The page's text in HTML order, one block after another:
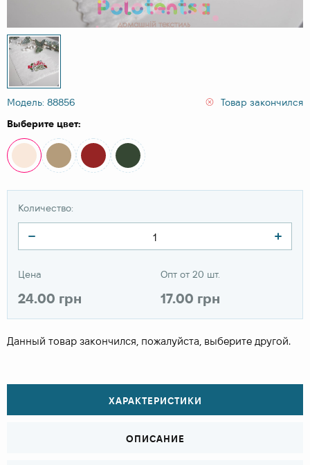
Модель: 88856
Товар закончился
Выберите цвет:
Количество:
Цена
24.00 грн
Опт от 20 шт.
17.00 грн
Данный товар закончился, пожалуйста, выберите другой.
ХАРАКТЕРИСТИКИ
ОПИСАНИЕ